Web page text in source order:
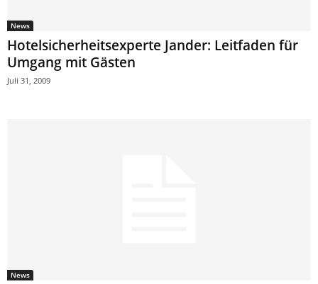
News
Hotelsicherheitsexperte Jander: Leitfaden für
Umgang mit Gästen
Juli 31, 2009
News